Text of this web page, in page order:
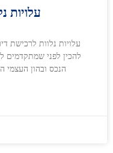
עלויות
עלויות נלוות לרכישת
להכין לפני שמתקדמים
הנכס ובהון